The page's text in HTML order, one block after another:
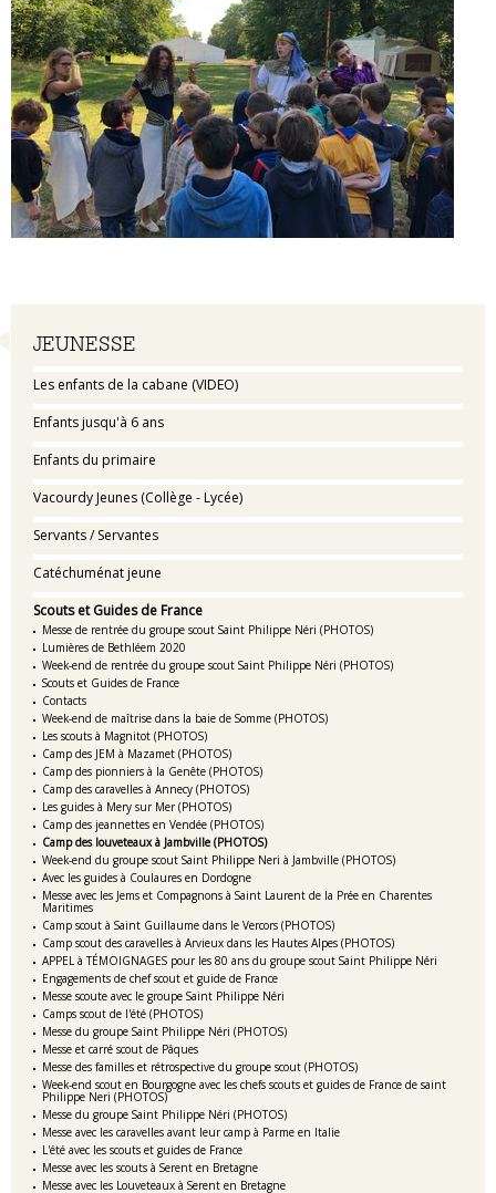
Navigation
JEUNESSE
Les enfants de la cabane (VIDEO)
Enfants jusqu'à 6 ans
Enfants du primaire
Vacourdy Jeunes (Collège - Lycée)
Servants / Servantes
Catéchuménat jeune
Scouts et Guides de France
Messe de rentrée du groupe scout Saint Philippe Néri (PHOTOS)
Lumières de Bethléem 2020
Week-end de rentrée du groupe scout Saint Philippe Néri (PHOTOS)
Scouts et Guides de France
Contacts
Week-end de maîtrise dans la baie de Somme (PHOTOS)
Les scouts à Magnitot (PHOTOS)
Camp des JEM à Mazamet (PHOTOS)
Camp des pionniers à la Genête (PHOTOS)
Camp des caravelles à Annecy (PHOTOS)
Les guides à Mery sur Mer (PHOTOS)
Camp des jeannettes en Vendée (PHOTOS)
Camp des louveteaux à Jambville (PHOTOS)
Week-end du groupe scout Saint Philippe Neri à Jambville (PHOTOS)
Avec les guides à Coulaures en Dordogne
Messe avec les Jems et Compagnons à Saint Laurent de la Prée en Charentes
Maritimes
Camp scout à Saint Guillaume dans le Vercors (PHOTOS)
Camp scout des caravelles à Arvieux dans les Hautes Alpes (PHOTOS)
APPEL à TÉMOIGNAGES pour les 80 ans du groupe scout Saint Philippe Néri
Engagements de chef scout et guide de France
Messe scoute avec le groupe Saint Philippe Néri
Camps scout de l'été (PHOTOS)
Messe du groupe Saint Philippe Néri (PHOTOS)
Messe et carré scout de Pâques
Messe des familles et rétrospective du groupe scout (PHOTOS)
Week-end scout en Bourgogne avec les chefs scouts et guides de France de saint
Philippe Neri (PHOTOS)
Messe du groupe Saint Philippe Néri (PHOTOS)
Messe avec les caravelles avant leur camp à Parme en Italie
L'été avec les scouts et guides de France
Messe avec les scouts à Serent en Bretagne
Messe avec les Louveteaux à Serent en Bretagne